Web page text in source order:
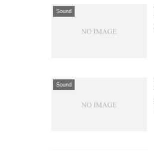
Sound
Sound